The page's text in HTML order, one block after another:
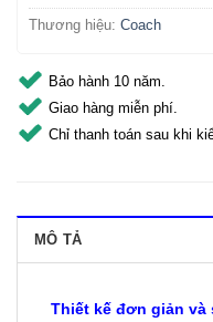
Thương hiệu: Coach
Bảo hành 10 năm.
Giao hàng miễn phí.
Chỉ thanh toán sau khi
MÔ TẢ
Thiết kế đơn giản và